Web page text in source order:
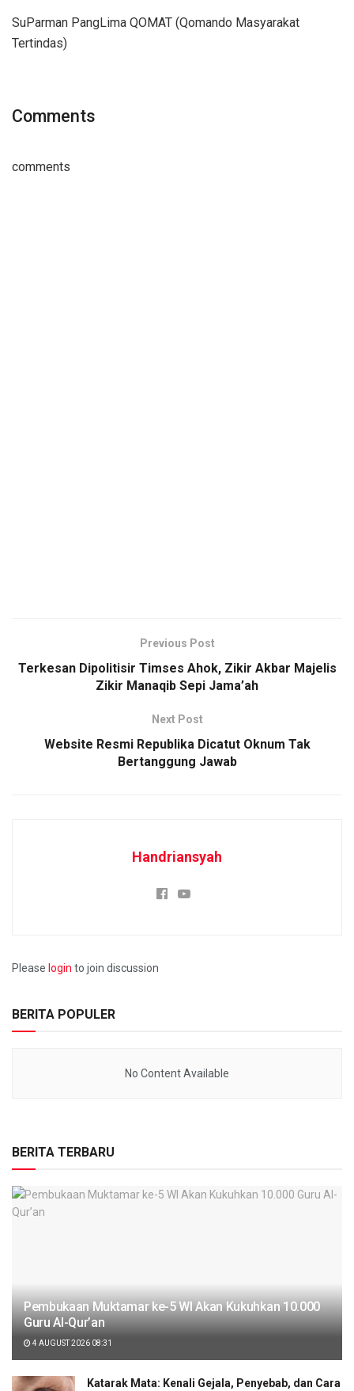
SuParman PangLima QOMAT (Qomando Masyarakat
Tertindas)
Comments
comments
Previous Post
Terkesan Dipolitisir Timses Ahok, Zikir Akbar Majelis
Zikir Manaqib Sepi Jama’ah
Next Post
Website Resmi Republika Dicatut Oknum Tak
Bertanggung Jawab
Handriansyah
Please login to join discussion
BERITA POPULER
No Content Available
BERITA TERBARU
Pembukaan Muktamar ke-5 WI Akan Kukuhkan 10.000
Guru Al-Qur’an
4 AUGUST 2026 08:31
Katarak Mata: Kenali Gejala, Penyebab, dan Cara